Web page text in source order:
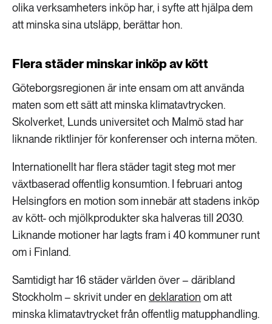
olika verksamheters inköp har, i syfte att hjälpa dem
att minska sina utsläpp, berättar hon.
Flera städer minskar inköp av kött
Göteborgsregionen är inte ensam om att använda
maten som ett sätt att minska klimatavtrycken.
Skolverket, Lunds universitet och Malmö stad har
liknande riktlinjer för konferenser och interna möten.
Internationellt har flera städer tagit steg mot mer
växtbaserad offentlig konsumtion. I februari antog
Helsingfors en motion som innebär att stadens inköp
av kött- och mjölkprodukter ska halveras till 2030.
Liknande motioner har lagts fram i 40 kommuner runt
om i Finland.
Samtidigt har 16 städer världen över – däribland
Stockholm – skrivit under en deklaration om att
minska klimatavtrycket från offentlig matupphandling.